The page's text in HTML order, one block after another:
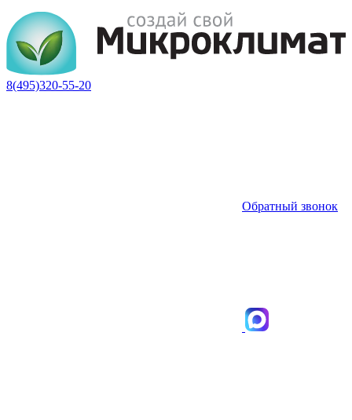
8(495)320-55-20
Обратный звонок